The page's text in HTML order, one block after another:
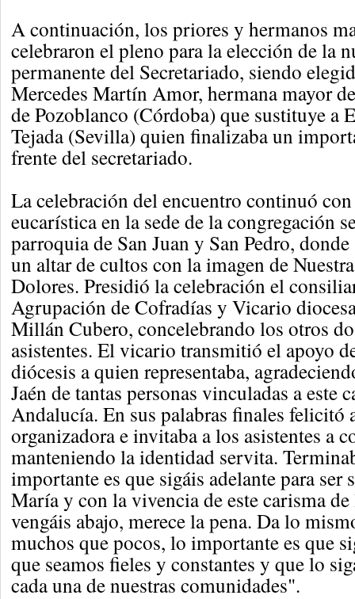
A continuación, los priores y hermanos
celebraron el pleno para la elección de la
permanente del Secretariado, siendo
Mercedes Martín Amor, hermana mayor
de Pozoblanco (Córdoba) que sustituye a
Tejada (Sevilla) quien finalizaba un
frente del secretariado.
La celebración del encuentro continuó
eucarística en la sede de la congregación
parroquia de San Juan y San Pedro,
un altar de cultos con la imagen de
Dolores. Presidió la celebración el
Agrupación de Cofradías y Vicario
Millán Cubero, concelebrando los otros
asistentes. El vicario transmitió el apoyo
diócesis a quien representaba,
Jaén de tantas personas vinculadas a este
Andalucía. En sus palabras finales felicitó
organizadora e invitaba a los asistentes a
manteniendo la identidad servita.
importante es que sigáis adelante para ser
María y con la vivencia de este carisma
vengáis abajo, merece la pena. Da lo
muchos que pocos, lo importante es que
que seamos fieles y constantes y que lo
cada una de nuestras comunidades".